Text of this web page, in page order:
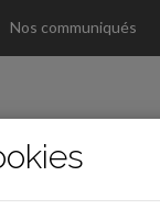
Nos communiqués